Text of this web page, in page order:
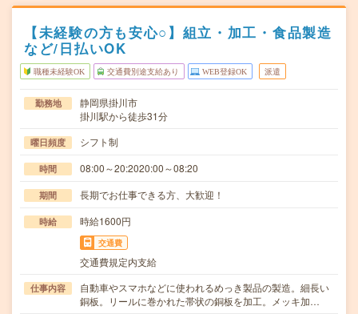
【未経験の方も安心○】組立・加工・食品製造
など/日払いOK
職種未経験OK 交通費別途支給あり WEB登録OK 派遣
勤務地
静岡県掛川市
掛川駅から徒歩31分
曜日頻度 シフト制
時間 08:00～20:2020:00～08:20
期間 長期でお仕事できる方、大歓迎！
時給 時給1600円
交通費
交通費規定内支給
仕事内容
自動車やスマホなどに使われるめっき製品の製造。細長い
銅板。リールに巻かれた帯状の銅板を加工。メッキ加…